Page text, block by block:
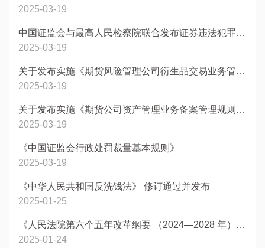
2025-03-19
中国证监会与最高人民检察院联合发布证券违法犯罪指导性案例
2025-03-19
关于发布实施《期货风险管理公司衍生品交易业务管理规则》及配套文件的通知
2025-03-19
关于发布实施《期货公司资产管理业务备案管理规则》的通知
2025-03-19
《中国证监会行政处罚裁量基本规则》
2025-03-19
《中华人民共和国反洗钱法》 修订通过并发布
2025-01-25
《人民法院第六个五年改革纲要 （2024—2028 年）》发布
2025-01-24